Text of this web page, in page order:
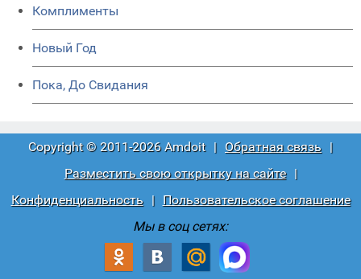
Комплименты
Новый Год
Пока, До Свидания
Copyright © 2011-2026 Amdoit | Обратная связь |
Разместить свою открытку на сайте
|
Конфиденциальность
|
Пользовательское соглашение
Мы в соц сетях: